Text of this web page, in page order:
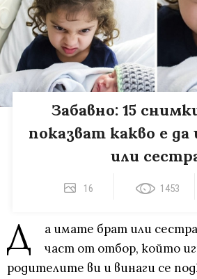
Забавно: 15
показват какво е
или
16 1453
Д
а имате брат или
част от отбор, който
родителите ви и винаги се